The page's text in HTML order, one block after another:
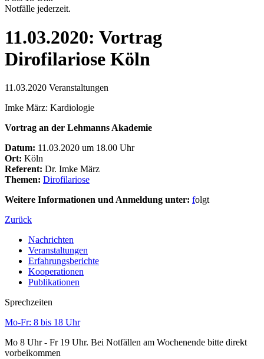
Notfälle jederzeit.
11.03.2020: Vortrag
Dirofilariose Köln
11.03.2020 Veranstaltungen
Imke März: Kardiologie
Vortrag an der Lehmanns Akademie
Datum: 11.03.2020 um 18.00 Uhr
Ort: Köln
Referent: Dr. Imke März
Themen: Dirofilariose
Weitere Informationen und Anmeldung unter: folgt
Zurück
Nachrichten
Veranstaltungen
Erfahrungsberichte
Kooperationen
Publikationen
Sprechzeiten
Mo-Fr: 8 bis 18 Uhr
Mo 8 Uhr - Fr 19 Uhr. Bei Notfällen am Wochenende bitte direkt
vorbeikommen